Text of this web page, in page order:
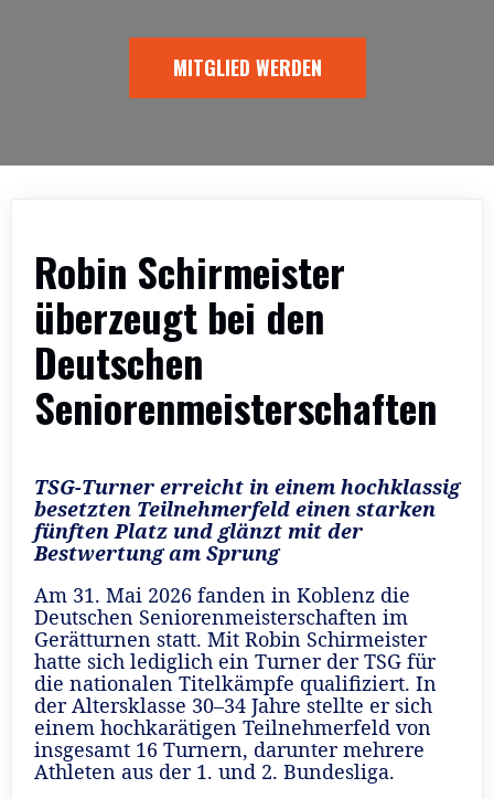
MITGLIED WERDEN
Robin Schirmeister
überzeugt bei den
Deutschen
Seniorenmeisterschaften
TSG-Turner erreicht in einem hochklassig
besetzten Teilnehmerfeld einen starken
fünften Platz und glänzt mit der
Bestwertung am Sprung
Am 31. Mai 2026 fanden in Koblenz die
Deutschen Seniorenmeisterschaften im
Gerätturnen statt. Mit Robin Schirmeister
hatte sich lediglich ein Turner der TSG für
die nationalen Titelkämpfe qualifiziert. In
der Altersklasse 30–34 Jahre stellte er sich
einem hochkarätigen Teilnehmerfeld von
insgesamt 16 Turnern, darunter mehrere
Athleten aus der 1. und 2. Bundesliga.